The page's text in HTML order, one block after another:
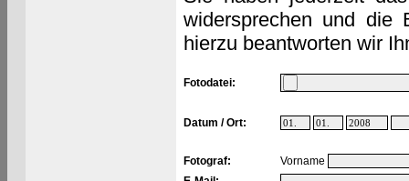
widersprechen und die
hierzu beantworten wir
Fotodatei:
Datum / Ort:
Fotograf:
Vorname